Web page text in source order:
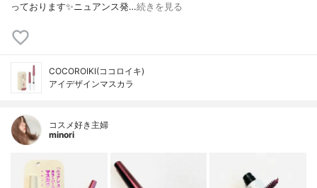
っております✨ニュアンス発…続きを見る
COCOROIKI(ココロイキ)
アイデザインマスカラ
コスメ好き主婦
minori